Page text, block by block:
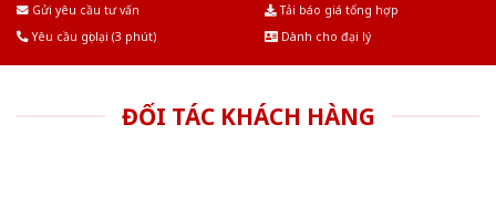
Gửi yêu cầu tư vấn
Tải báo giá tổng hợp
Yêu cầu gọi lại (3 phút)
Dành cho đại lý
ĐỐI TÁC KHÁCH HÀNG